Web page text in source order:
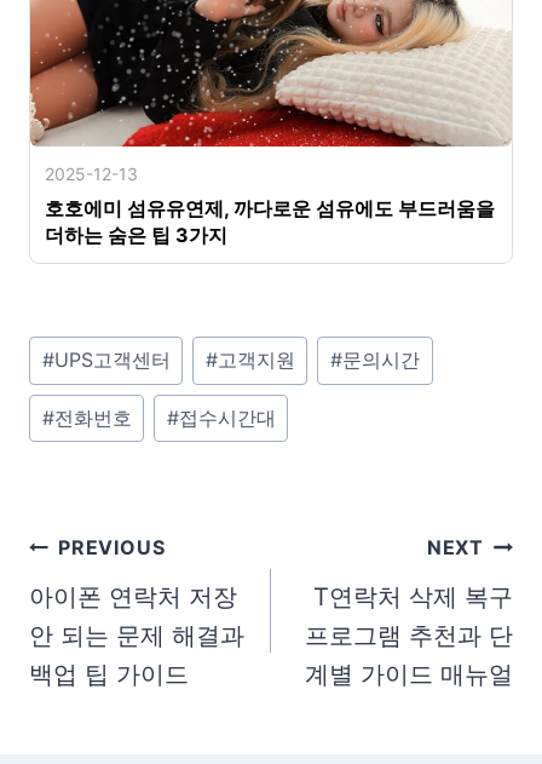
2025-12-13
호호에미 섬유유연제, 까다로운 섬유에도 부드러움을
더하는 숨은 팁 3가지
P
o
a
:
#UPS고객센터 #고객지원 #문의시간
#전화번호 #접수시간대
글
탐
색
PREVIOUS
아이폰 연락처 저장
안 되는 문제 해결과
백업 팁 가이드
NEXT
T연락처 삭제 복구
프로그램 추천과 단
계별 가이드 매뉴얼